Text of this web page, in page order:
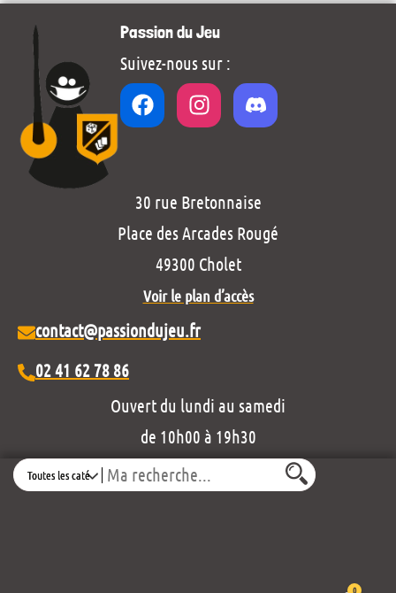
Search
0
Passion du Jeu
Suivez-nous sur :
30 rue Bretonnaise
Place des Arcades Rougé
49300 Cholet
Voir le plan d’accès
contact@passiondujeu.fr
02 41 62 78 86
Ouvert du lundi au samedi
de 10h00 à 19h30
Découvrez notre projet éditorial :